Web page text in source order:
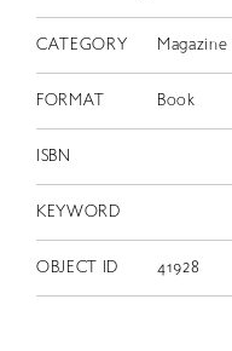
CATEGORY Magazine
FORMAT Book
ISBN
KEYWORD
OBJECT ID 41928